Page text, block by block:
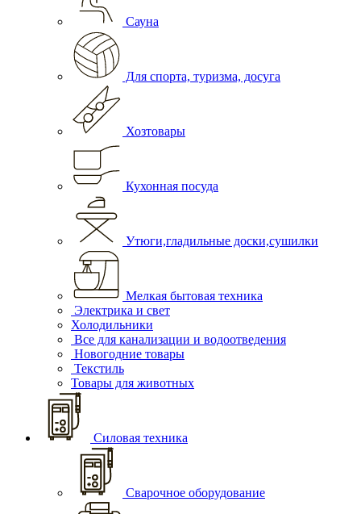
Сауна
Для спорта, туризма, досуга
Хозтовары
Кухонная посуда
Утюги,гладильные доски,сушилки
Мелкая бытовая техника
Электрика и свет
Холодильники
Все для канализации и водоотведения
Новогодние товары
Текстиль
Товары для животных
Силовая техника
Сварочное оборудование